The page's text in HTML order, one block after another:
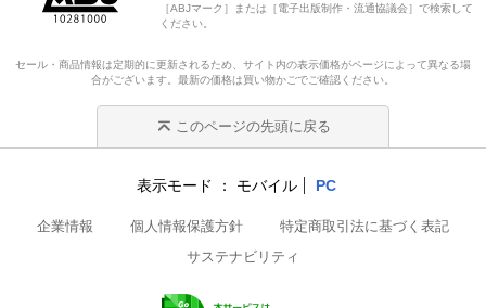
［ABJマーク］または［電子出版制作・流通協議会］で検索して
ください。
セール・商品情報は定期的に更新されるため、サイト内の表示価格がページによって異なる場
合がございます。最新の価格は買い物かごでご確認ください。
このページの先頭に戻る
表示モード モバイル PC
企業情報 個人情報保護方針
特定商取引法に基づく表記
サステナビリティ